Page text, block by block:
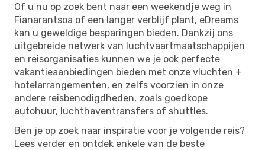
Of u nu op zoek bent naar een weekendje weg in
Fianarantsoa of een langer verblijf plant, eDreams
kan u geweldige besparingen bieden. Dankzij ons
uitgebreide netwerk van luchtvaartmaatschappijen
en reisorganisaties kunnen we je ook perfecte
vakantieaanbiedingen bieden met onze vluchten +
hotelarrangementen, en zelfs voorzien in onze
andere reisbenodigdheden, zoals goedkope
autohuur, luchthaventransfers of shuttles.
Ben je op zoek naar inspiratie voor je volgende reis?
Lees verder en ontdek enkele van de beste